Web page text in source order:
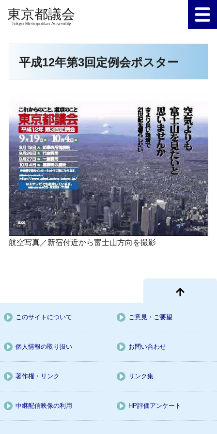
Tokyo Metropolitan Assembly
平成12年第3回定例会ポスター
航空写真／新宿付近から富士山方向を撮影
このサイトについて ご意見・ご要望
個人情報の取り扱い お問い合わせ
著作権・リンク リンク集
中継配信映像の利用 HP評価アンケート